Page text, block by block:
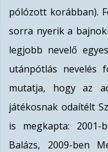
pólózott korábban).
sorra nyerik a
legjobb nevelő
utánpótlás nevelés
mutatja, hogy az
játékosnak odaítélt
is megkapta: 2001-
Balázs, 2009-ben